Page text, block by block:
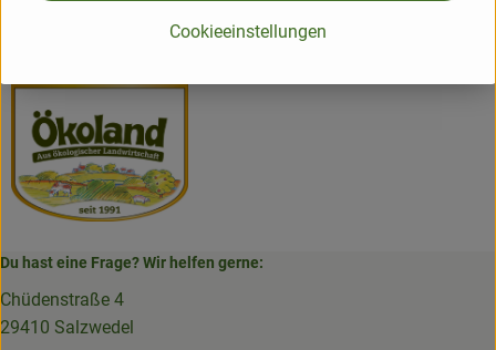
Du hast eine Frage? Wir helfen gerne:
Chüdenstraße 4
29410 Salzwedel
Cookieeinstellungen